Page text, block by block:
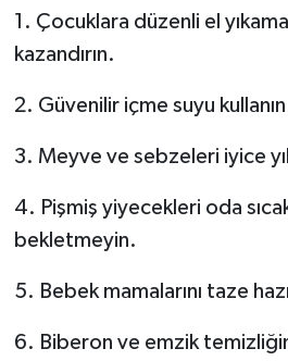
1. Çocuklara düzenli el yıkama
kazandırın.
2. Güvenilir içme suyu
3. Meyve ve sebzeleri iyice
4. Pişmiş yiyecekleri oda
bekletmeyin.
5. Bebek mamalarını taze
6. Biberon ve emzik